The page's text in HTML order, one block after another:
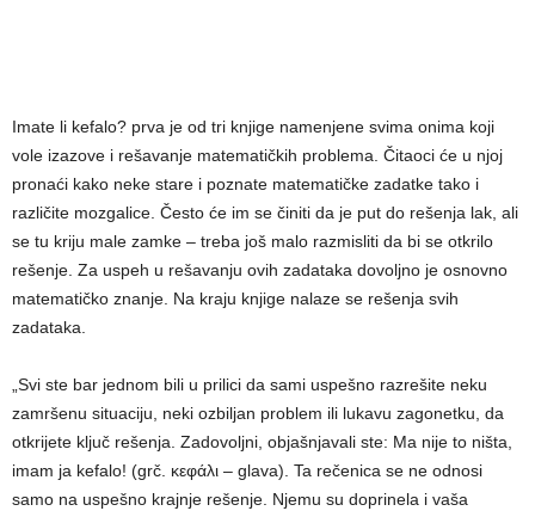
Imate li kefalo? prva je od tri knjige namenjene svima onima koji
vole izazove i rešavanje matematičkih problema. Čitaoci će u njoj
pronaći kako neke stare i poznate matematičke zadatke tako i
različite mozgalice. Često će im se činiti da je put do rešenja lak, ali
se tu kriju male zamke – treba još malo razmisliti da bi se otkrilo
rešenje. Za uspeh u rešavanju ovih zadataka dovoljno je osnovno
matematičko znanje. Na kraju knjige nalaze se rešenja svih
zadataka.
„Svi ste bar jednom bili u prilici da sami uspešno razrešite neku
zamršenu situaciju, neki ozbiljan problem ili lukavu zagonetku, da
otkrijete ključ rešenja. Zadovoljni, objašnjavali ste: Ma nije to ništa,
imam ja kefalo! (grč. κεφάλι – glava). Ta rečenica se ne odnosi
samo na uspešno krajnje rešenje. Njemu su doprinela i vaša